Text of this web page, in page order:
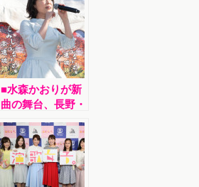
■水森かおりが新
曲の舞台、長野・
高遠城址公園での
「高遠城址もみじ
祭り」で、歌の舞
台では年内最後の
歌唱イベント